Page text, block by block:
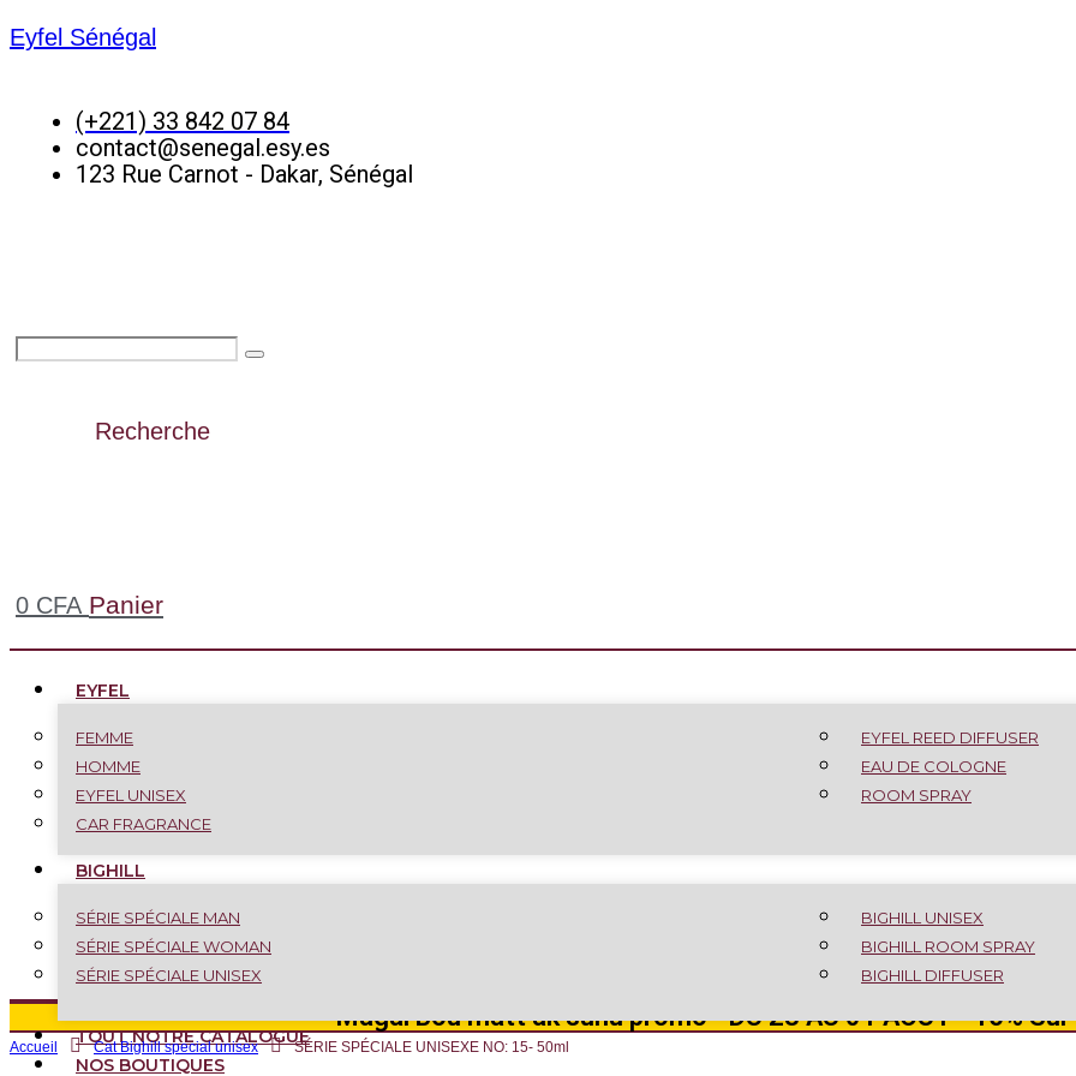
Eyfel Sénégal
(+221) 33 842 07 84
contact@senegal.esy.es
123 Rue Carnot - Dakar, Sénégal
Recherche
0 CFA Panier
EYFEL
FEMME
HOMME
EYFEL UNISEX
CAR FRAGRANCE
EYFEL REED DIFFUSER
EAU DE COLOGNE
ROOM SPRAY
BIGHILL
SÉRIE SPÉCIALE MAN
SÉRIE SPÉCIALE WOMAN
SÉRIE SPÉCIALE UNISEX
BIGHILL UNISEX
BIGHILL ROOM SPRAY
BIGHILL DIFFUSER
TOUT NOTRE CATALOGUE
NOS BOUTIQUES
Magal Bou matt ak suñu promo - DU 28 AU 01 AOÛT - 15%
Accueil Cat Bighill special unisex SÉRIE SPÉCIALE UNISEXE NO: 15- 50ml